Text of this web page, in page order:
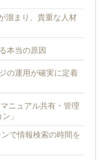
溜まり、貴重な人材
本当の原因
の運用が確実に定着
ニュアル共有・管理
」
で情報検索の時間を